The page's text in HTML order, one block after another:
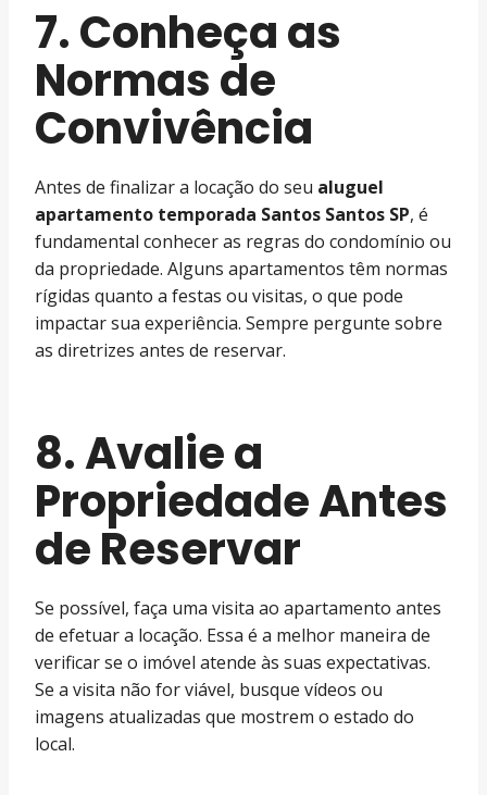
7. Conheça as
Normas de
Convivência
Antes de finalizar a locação do seu aluguel
apartamento temporada Santos Santos SP, é
fundamental conhecer as regras do condomínio ou
da propriedade. Alguns apartamentos têm normas
rígidas quanto a festas ou visitas, o que pode
impactar sua experiência. Sempre pergunte sobre
as diretrizes antes de reservar.
8. Avalie a
Propriedade Antes
de Reservar
Se possível, faça uma visita ao apartamento antes
de efetuar a locação. Essa é a melhor maneira de
verificar se o imóvel atende às suas expectativas.
Se a visita não for viável, busque vídeos ou
imagens atualizadas que mostrem o estado do
local.